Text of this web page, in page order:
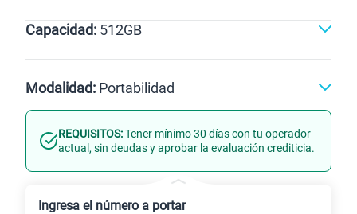
Dorado
Capacidad: 512GB
512GB
Modalidad: Portabilidad
Línea Nueva Portabilidad
REQUISITOS:Tener mínimo 30 días con tu operador
actual, sin deudas y aprobar la evaluación crediticia.
Ingresa el número a portar